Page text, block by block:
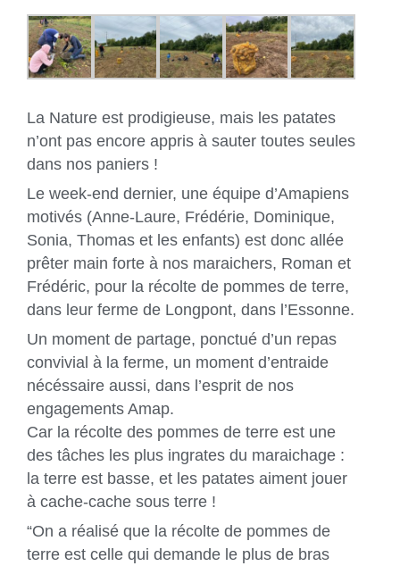
La Nature est prodigieuse, mais les patates
n’ont pas encore appris à sauter toutes seules
dans nos paniers !
Le week-end dernier, une équipe d’Amapiens
motivés (Anne-Laure, Frédérie, Dominique,
Sonia, Thomas et les enfants) est donc allée
prêter main forte à nos maraichers, Roman et
Frédéric, pour la récolte de pommes de terre,
dans leur ferme de Longpont, dans l’Essonne.
Un moment de partage, ponctué d’un repas
convivial à la ferme, un moment d’entraide
nécéssaire aussi, dans l’esprit de nos
engagements Amap.
Car la récolte des pommes de terre est une
des tâches les plus ingrates du maraichage :
la terre est basse, et les patates aiment jouer
à cache-cache sous terre !
“On a réalisé que la récolte de pommes de
terre est celle qui demande le plus de bras